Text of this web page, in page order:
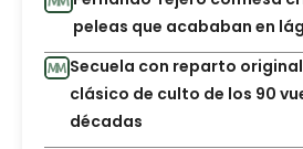
peleas que acababan en
Secuela con reparto
clásico de culto de los 90
décadas